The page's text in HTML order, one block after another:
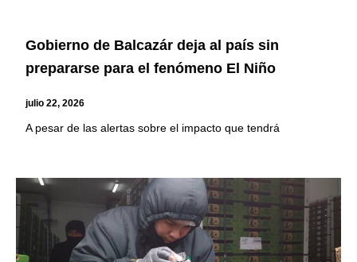
Gobierno de Balcazár deja al país sin
prepararse para el fenómeno El Niño
julio 22, 2026
A pesar de las alertas sobre el impacto que tendrá